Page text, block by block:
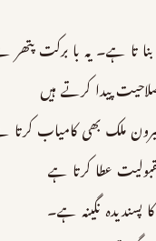
تا ہے۔ یہ با برکت پتھر
پیدا کرتے ہیں
ملک بھی کامیاب کرتا
عطا کرتا ہے
پسندیدہ نگینہ ہے۔